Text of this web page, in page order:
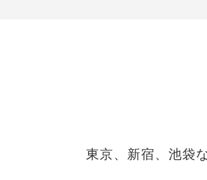
東京、新宿、池袋